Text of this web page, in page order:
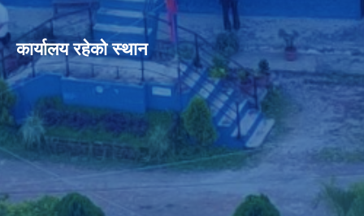
कार्यालय रहेको स्थान